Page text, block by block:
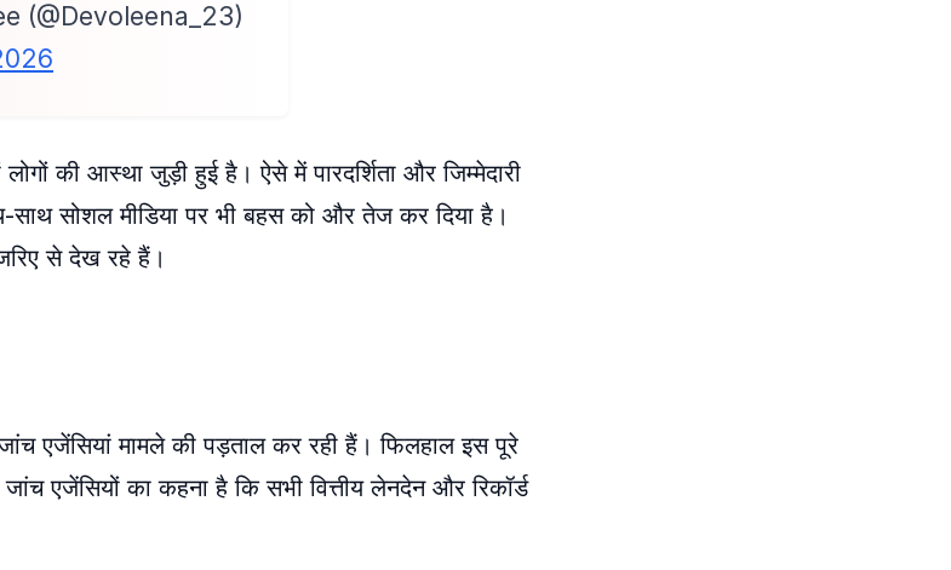
(@Devoleena_23)
की आस्था जुड़ी हुई है। ऐसे में पारदर्शिता और जिम्मेदारी
सोशल मीडिया पर भी बहस को और तेज कर दिया है।
से देख रहे हैं।
एजेंसियां मामले की पड़ताल कर रही हैं। फिलहाल इस पूरे
एजेंसियों का कहना है कि सभी वित्तीय लेनदेन और रिकॉर्ड